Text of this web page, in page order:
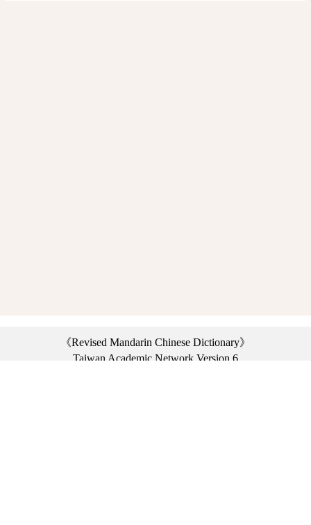
《Revised Mandarin Chinese Dictionary》
Taiwan Academic Network Version 6